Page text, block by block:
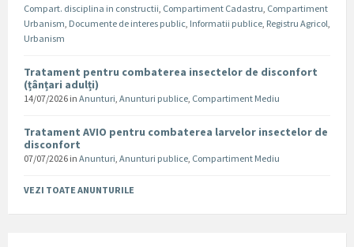
Compart. disciplina in constructii, Compartiment Cadastru, Compartiment
Urbanism, Documente de interes public, Informatii publice, Registru Agricol,
Urbanism
Tratament pentru combaterea insectelor de disconfort
(țânțari adulți)
14/07/2026 in Anunturi, Anunturi publice, Compartiment Mediu
Tratament AVIO pentru combaterea larvelor insectelor de
disconfort
07/07/2026 in Anunturi, Anunturi publice, Compartiment Mediu
VEZI TOATE ANUNTURILE